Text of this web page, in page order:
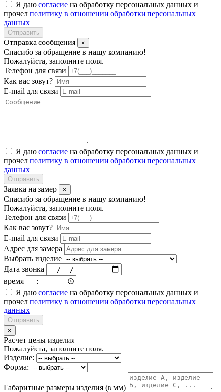
Я даю согласие на обработку персональных данных и
прочел политику в отношении обработки персональных
данных
Отправить
Отправка сообщения ×
Спасибо за обращение в нашу компанию!
Пожалуйста, заполните поля.
Телефон для связи
Как вас зовут?
E-mail для связи
Я даю согласие на обработку персональных данных и
прочел политику в отношении обработки персональных
данных
Отправить
Заявка на замер ×
Спасибо за обращение в нашу компанию!
Пожалуйста, заполните поля.
Телефон для связи
Как вас зовут?
E-mail для связи
Адрес для замера
Выбрать изделие
Дата звонка
время
Я даю согласие на обработку персональных данных и
прочел политику в отношении обработки персональных
данных
Отправить
×
Расчет цены изделия
Пожалуйста, заполните поля.
Изделие:
Форма:
Габаритные размеры изделия (в мм)